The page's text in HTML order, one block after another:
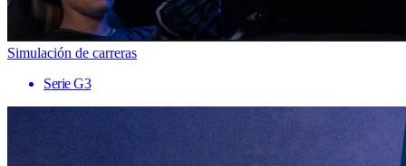
Simulación de carreras
Serie G3